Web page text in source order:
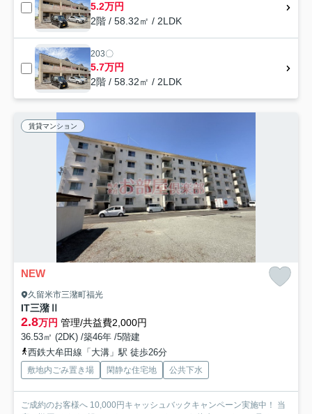
5.2万円
2階 / 58.32㎡ / 2LDK
203〇
5.7万円
2階 / 58.32㎡ / 2LDK
賃貸マンション
NEW
久留米市三潴町福光
IT三潴Ⅱ
2.8万円 管理/共益費2,000円
36.53㎡ (2DK) /築46年 /5階建
西鉄大牟田線「大溝」駅 徒歩26分
敷地内ごみ置き場 閑静な住宅地 公共下水
ご成約のお客様へ 10,000円キャッシュバックキャンペーン実施中！ 当